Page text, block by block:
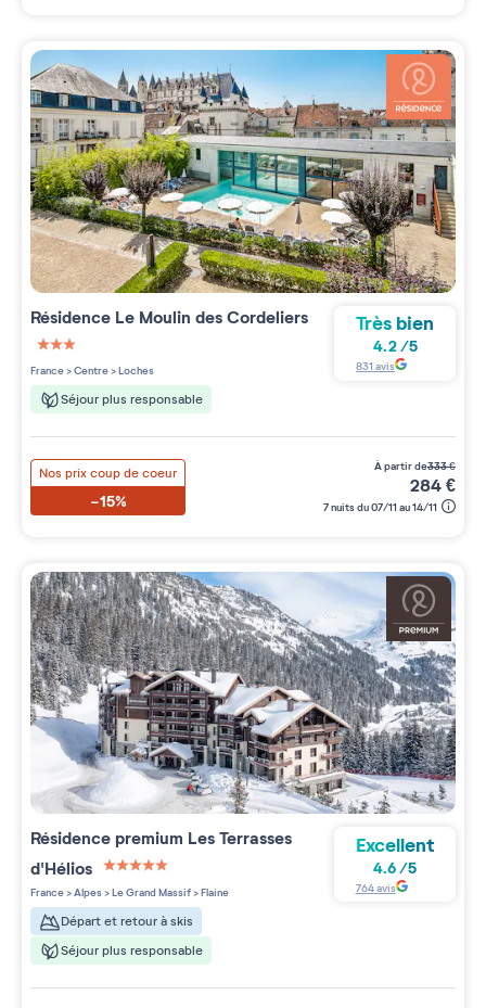
Résidence Le Moulin des Cordeliers
3 étoiles sur 5
France>Centre>Loches
Séjour plus responsable
Très bien
4.2/5
831 avis
Nos prix coup de coeur
-15%
à partir de333€
284€
7 nuits du 07/11 au 14/11
Résidence premium Les Terrasses
d'Hélios
5 étoiles sur 5
France>Alpes>Le Grand Massif>Flaine
Départ et retour à skis
Séjour plus responsable
Excellent
4.6/5
764avis